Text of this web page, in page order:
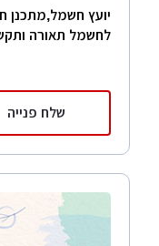
יועץ חשמל,מתכנן
לחשמל תאורה
שלח פנייה